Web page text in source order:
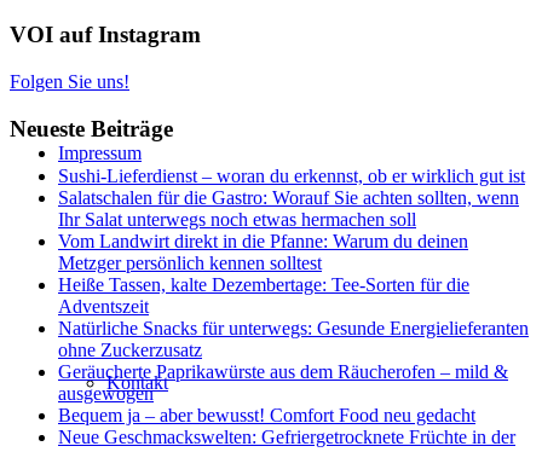
Impressum
Kontakt
VOI auf Instagram
Folgen Sie uns!
Neueste Beiträge
Sushi-Lieferdienst – woran du erkennst, ob er wirklich gut ist
Salatschalen für die Gastro: Worauf Sie achten sollten, wenn
Ihr Salat unterwegs noch etwas hermachen soll
Vom Landwirt direkt in die Pfanne: Warum du deinen
Metzger persönlich kennen solltest
Heiße Tassen, kalte Dezembertage: Tee-Sorten für die
Adventszeit
Natürliche Snacks für unterwegs: Gesunde Energielieferanten
ohne Zuckerzusatz
Geräucherte Paprikawürste aus dem Räucherofen – mild &
ausgewogen
Bequem ja – aber bewusst! Comfort Food neu gedacht
Neue Geschmackswelten: Gefriergetrocknete Früchte in der